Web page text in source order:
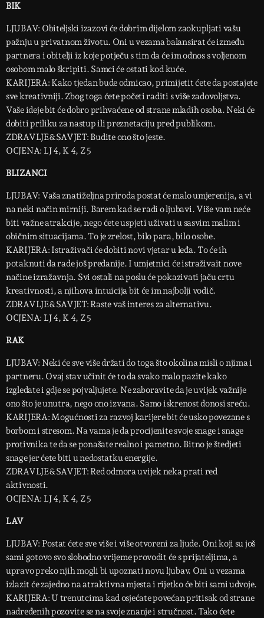
BIK
LJUBAV: Obiteljski izazovi će dobrim dijelom zaokupljati vašu
pažnju u privatnom životu. Oni u vezama balansirat će između
partnera i obitelji iz koje potječu s tim da će im odnos s voljenom
osobom malo škripiti. Samci će ostati kod kuće.
KARIJERA: Kako tjedan bude odmicao, primijetit ćete da postajete
sve kreativniji. Zbog toga ćete početi raditi s više zadovoljstva.
Vaše ideje bit će dobro prihvaćene od strane mladih osoba. Neki će
dobiti priliku za nastup ili preznetaciju pred publikom.
ZDRAVLJE&SAVJET: Budite ono što jeste.
OCJENA: LJ 4, K 4, Z 5
BLIZANCI
LJUBAV: Vaša znatiželjna priroda postat će malo umjerenija, a vi
na neki način mirniji. Barem kad se radi o ljubavi. Više vam neće
biti važne atrakcije, nego ćete uspjeti uživati u sasvim malim i
običnim situacijama. To je zrelost, bilo para, bilo osobe.
KARIJERA: Istraživači će dobiti novi vjetar u leđa. To će ih
potaknuti da rade još predanije. I umjetnici će istraživait nove
načine izražavnja. Svi ostali na poslu će pokazivati jaču crtu
kreativnosti, a njihova intuicija bit će im najbolji vodič.
ZDRAVLJE&SAVJET: Raste vaš interes za alternativu.
OCJENA: LJ 4, K 4, Z 5
RAK
LJUBAV: Neki će sve više držati do toga što okolina misli o njima i
partneru. Ovaj stav učinit će to da svako malo pazite kako
izgledate i gdje se pojvaljujete. Ne zaboravite da je uvijek važnije
ono što je unutra, nego ono izvana. Samo iskrenost donosi sreću.
KARIJERA: Mogućnosti za razvoj karijere bit će usko povezane s
borbom i stresom. Na vama je da procijenite svoje snage i snage
protivnika te da se ponašate realno i pametno. Bitno je štedjeti
snage jer ćete biti u nedostatku energije.
ZDRAVLJE&SAVJET: Red odmora uvijek neka prati red
aktivnosti.
OCJENA: LJ 4, K 4, Z 5
LAV
LJUBAV: Postat ćete sve više i više otvoreni za ljude. Oni koji su još
sami gotovo svo slobodno vrijeme provodit će s prijateljima, a
upravo preko njih mogli bi upoznati novu ljubav. Oni u vezama
izlazit će zajedno na atraktivna mjesta i rijetko će biti sami udvoje.
KARIJERA: U trenutcima kad osjećate povećan pritisak od strane
nadređenih pozovite se na svoje znanje i stručnost. Tako ćete